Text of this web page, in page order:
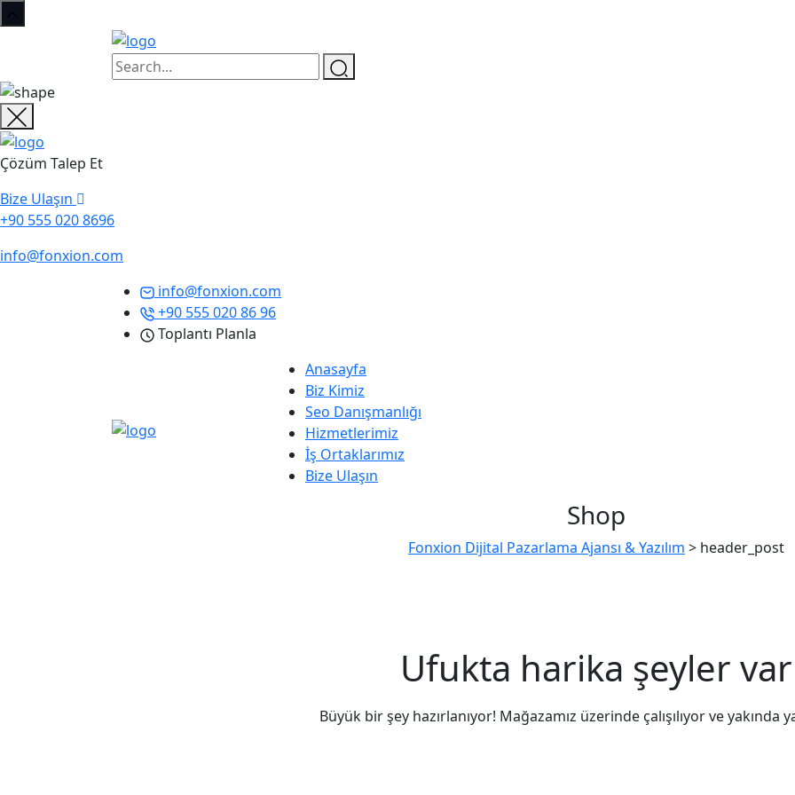
Çözüm Talep Et
Bize Ulaşın
+90 555 020 8696
info@fonxion.com
info@fonxion.com
+90 555 020 86 96
Toplantı Planla
Anasayfa
Biz Kimiz
Seo Danışmanlığı
Hizmetlerimiz
İş Ortaklarımız
Bize Ulaşın
Shop
Fonxion Dijital Pazarlama Ajansı & Yazılım > header_post
Ufukta harika şeyler var
Büyük bir şey hazırlanıyor! Mağazamız üzerinde çalışılıyor ve yakında